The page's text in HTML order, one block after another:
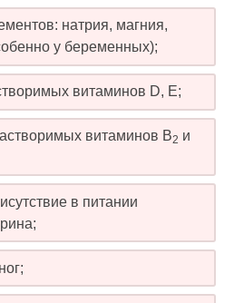
натрия, магния,
у беременных);
витаминов D, E;
витаминов B2 и
в питании